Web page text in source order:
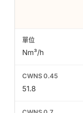
Nm³/h
51.8